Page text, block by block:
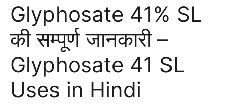
Glyphosate 41% SL
की सम्पूर्ण जानकारी –
Glyphosate 41 SL
Uses in Hindi